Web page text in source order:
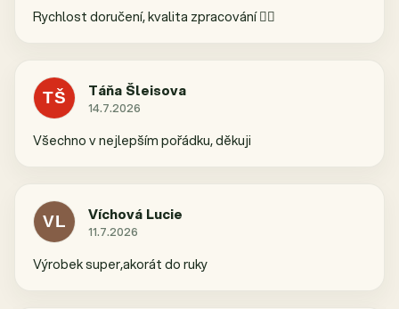
Rychlost doručení, kvalita zpracování 👍🏼
TŠ Táňa Šleisova
Hodnocení obchodu je 5 z 5 hvězdiček.
14.7.2026
Všechno v nejlepším pořádku, děkuji
VL Víchová Lucie
Hodnocení obchodu je 5 z 5 hvězdiček.
11.7.2026
Výrobek super,akorát do ruky